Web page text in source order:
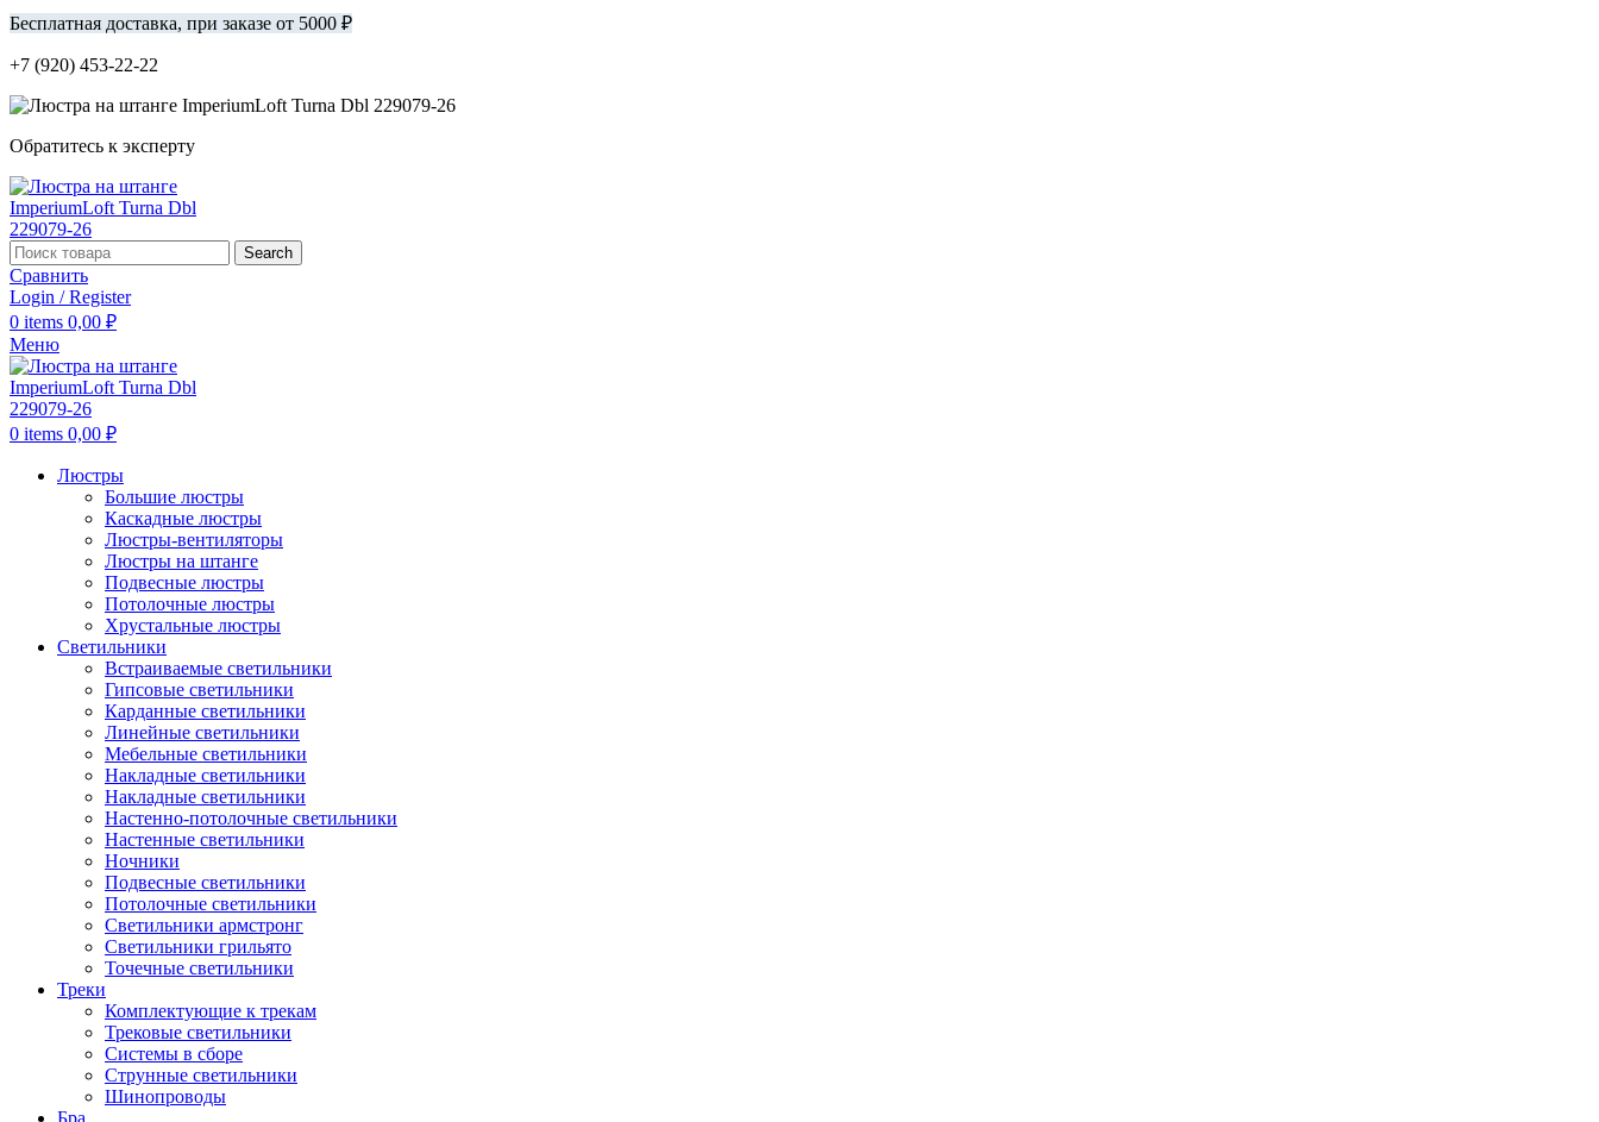
Бесплатная доставка, при заказе от 5000 ₽
+7 (920) 453-22-22
Обратитесь к эксперту
Search
Сравнить
Login / Register
0 items 0,00 ₽
Меню
0 items 0,00 ₽
Люстры
Большие люстры
Каскадные люстры
Люстры-вентиляторы
Люстры на штанге
Подвесные люстры
Потолочные люстры
Хрустальные люстры
Светильники
Встраиваемые светильники
Гипсовые светильники
Карданные светильники
Линейные светильники
Мебельные светильники
Накладные светильники
Накладные светильники
Настенно-потолочные светильники
Настенные светильники
Ночники
Подвесные светильники
Потолочные светильники
Светильники армстронг
Светильники грильято
Точечные светильники
Треки
Комплектующие к трекам
Трековые светильники
Системы в сборе
Струнные светильники
Шинопроводы
Бра